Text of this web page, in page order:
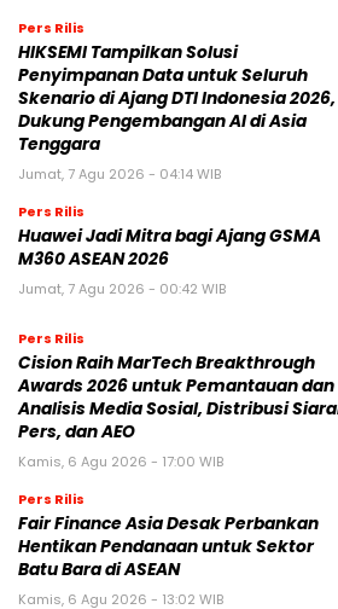
Pers Rilis
HIKSEMI Tampilkan Solusi
Penyimpanan Data untuk Seluruh
Skenario di Ajang DTI Indonesia 2026,
Dukung Pengembangan AI di Asia
Pers Rilis
Huawei Jadi Mitra bagi Ajang GSMA
Jumat, 7 Agu 2026 - 00:42 WIB
Pers Rilis
Cision Raih MarTech Breakthrough
Awards 2026 untuk Pemantauan dan
Analisis Media Sosial, Distribusi Siaran
Pers Rilis
Fair Finance Asia Desak Perbankan
Hentikan Pendanaan untuk Sektor